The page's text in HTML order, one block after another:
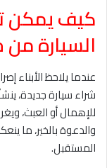
كيف يمكن
السيارة من
عندما يلاحظ الأبناء
شراء سيارة جديدة،
للإهمال أو العبث،
والدعوة بالخير، ما
المستقبل.